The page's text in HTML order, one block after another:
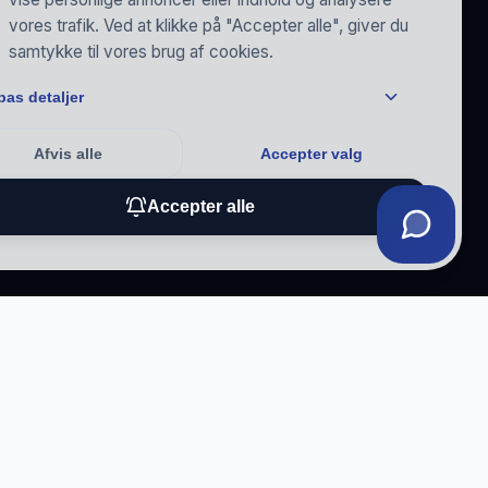
vores trafik. Ved at klikke på "Accepter alle", giver du
samtykke til vores brug af cookies.
detaljer
Afvis alle Accepter valg
Accepter alle